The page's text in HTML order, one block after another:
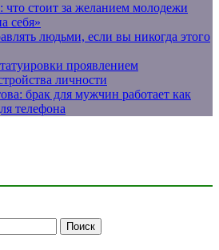
что стоит за желанием молодежи
себя»
людьми, если вы никогда этого
проявлением
личности
брак для мужчин работает как
телефона